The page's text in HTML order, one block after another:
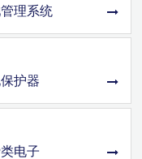
理系统
护器
电子